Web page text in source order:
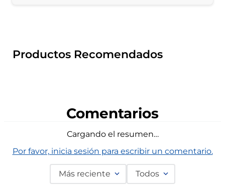
Productos Recomendados
Comentarios
Cargando el resumen…
Por favor, inicia sesión para escribir un comentario.
Más reciente Todos